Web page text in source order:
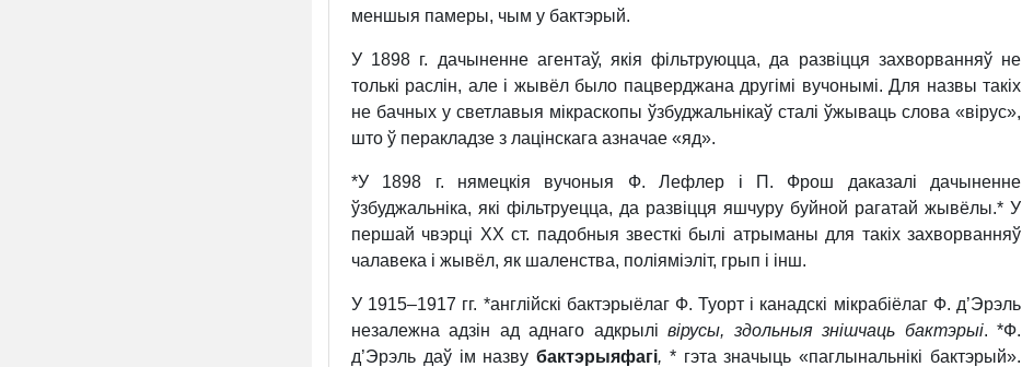
меншыя памеры, чым у бактэрый.
У 1898 г. дачыненне агентаў, якія фільтруюцца, да развіцця захворванняў не
толькі раслін, але і жывёл было пацверджана другімі вучонымі. Для назвы такіх
не бачных у светлавыя мікраскопы ўзбуджальнікаў сталі ўжываць слова «вірус»,
што ў перакладзе з лацінскага азначае «яд».
*У 1898 г. нямецкія вучоныя Ф. Лефлер і П. Фрош даказалі дачыненне
ўзбуджальніка, які фільтруецца, да развіцця яшчуру буйной рагатай жывёлы.* У
першай чвэрці XX ст. падобныя звесткі былі атрыманы для такіх захворванняў
чалавека і жывёл, як шаленства, поліяміэліт, грып і інш.
У 1915–1917 гг. *англійскі бактэрыёлаг Ф. Туорт і канадскі мікрабіёлаг Ф. д’Эрэль
незалежна адзін ад аднаго адкрылівірусы, здольныя знішчаць бактэрыі. *Ф.
д’Эрэль даў ім назвубактэрыяфагі, * гэта значыць «паглынальнікі бактэрый».